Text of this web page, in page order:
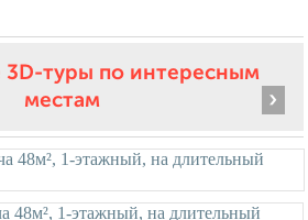
3D-туры по интересным
местам
›